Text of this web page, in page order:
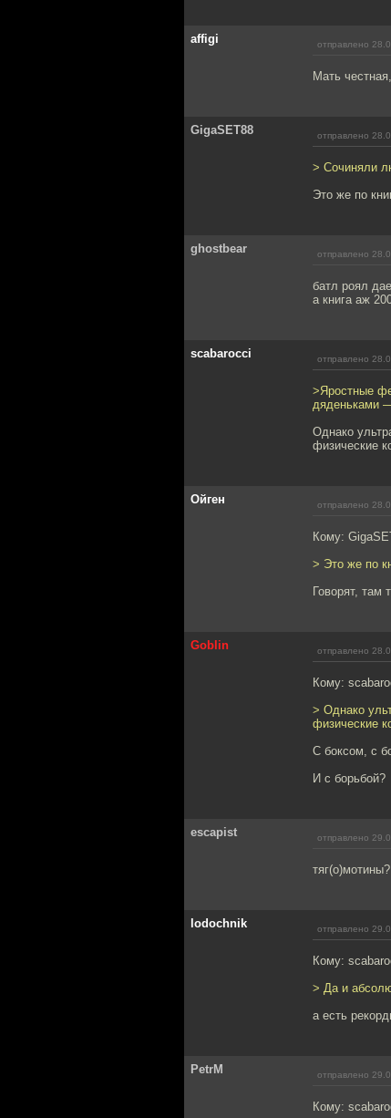
affigi отправлено
Мать
GigaSET88 отправлено
> Сочиняли
Это же по
ghostbear отправлено
батл роял
а книга аж
scabarocci отправлено
>Яростные
дяденьками
Однако
физические
Ойген отправлено
Кому:
> Это же по
Говорят, там
Goblin отправлено
Кому:
> Однако
физические
С боксом, с
И с борьбой?
escapist отправлено
тяг(о)мотины?
lodochnik отправлено
Кому:
> Да и
а есть
PetrM отправлено
Кому: